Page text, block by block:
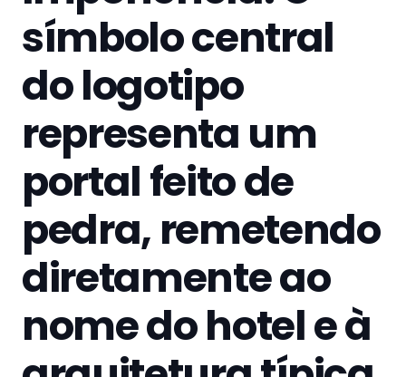
símbolo central
do logotipo
representa um
portal feito de
pedra, remetendo
diretamente ao
nome do hotel e à